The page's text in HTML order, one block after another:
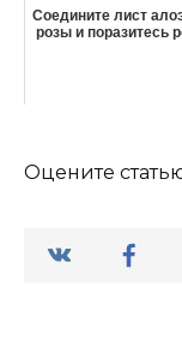
Соедините лист
розы и поразитесь
Оцените